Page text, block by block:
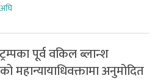
ट्रम्पका पूर्व वकिल ब्लान्श
महान्यायाधिवक्तामा अनुमोदित